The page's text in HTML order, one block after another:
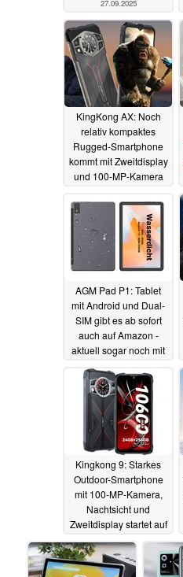
27.09.2025
KingKong AX: Noch
relativ kompaktes
Rugged-Smartphone
kommt mit Zweitdisplay
und 100-MP-Kamera
AGM Pad P1: Tablet
mit Android und Dual-
SIM gibt es ab sofort
auch auf Amazon -
aktuell sogar noch mit
Rabatt
Kingkong 9: Starkes
Outdoor-Smartphone
mit 100-MP-Kamera,
Nachtsicht und
Zweitdisplay startet auf
Amazon mit doppeltem
Rabatt22.10.2023